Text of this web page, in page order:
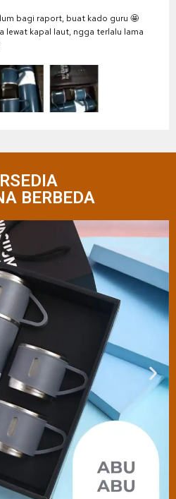
bagi raport, buat kado guru 🤩
lewat kapal laut, ngga terlalu lama
BERBEDA